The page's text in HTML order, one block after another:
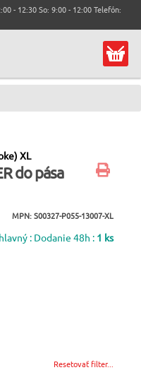
- 12:30 So: 9:00 - 12:00 Telefón:
XL
do pása
MPN: S00327-P055-13007-XL
: Dodanie 48h : 1 ks
Resetovať filter...